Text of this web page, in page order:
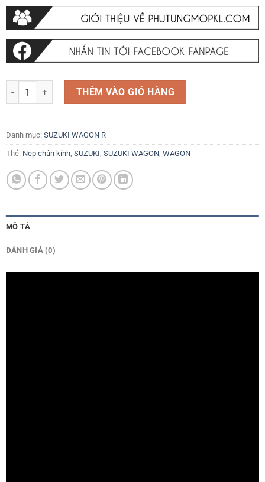
Nẹp chân kính Suzuki Wagon R+ 2001-2007 Giá 1 bộ 4 cửa số lượng
THÊM VÀO GIỎ HÀNG
Danh mục: SUZUKI WAGON R
Thẻ: Nẹp chân kính, SUZUKI, SUZUKI WAGON, WAGON
MÔ TẢ
ĐÁNH GIÁ (0)